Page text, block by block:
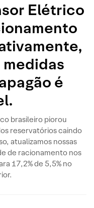
Elétrico
é
brasileiro piorou
reservatórios caindo
atualizamos nossas
de racionamento nos
17,2% de 5,5% no